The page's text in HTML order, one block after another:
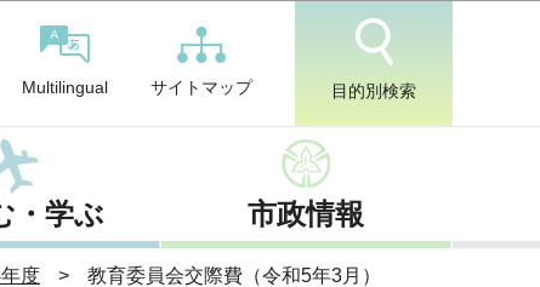
Multilingual サイトマップ 目的別検索
・学ぶ 市政情報
度 教育委員会交際費（令和5年3月）